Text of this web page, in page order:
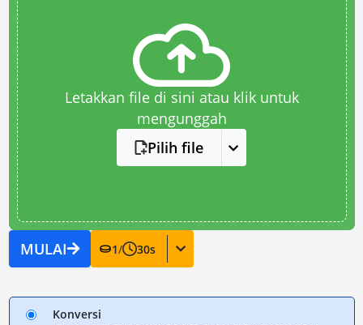
Letakkan file di sini atau klik untuk
mengunggah
Pilih file
MULAI 1/ 30s
Konversi